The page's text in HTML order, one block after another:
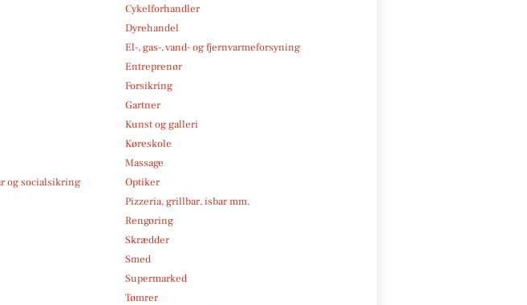
Cykelforhandler
Dyrehandel
El-, gas-, vand- og fjernvarmeforsyning
Entreprenør
Forsikring
Gartner
Kunst og galleri
Køreskole
Massage
og socialsikring
Optiker
Pizzeria, grillbar, isbar mm.
Rengøring
Skrædder
Smed
Supermarked
Tømrer